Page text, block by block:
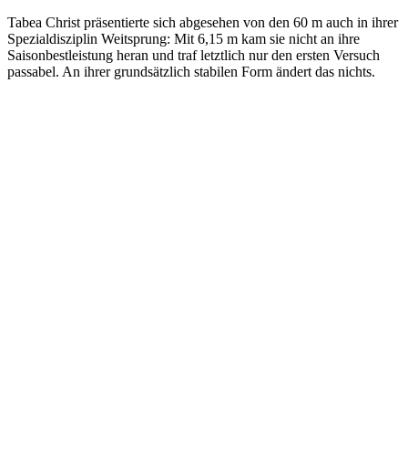
Tabea Christ präsentierte sich abgesehen von den 60 m auch in ihrer
Spezialdisziplin Weitsprung: Mit 6,15 m kam sie nicht an ihre
Saisonbestleistung heran und traf letztlich nur den ersten Versuch
passabel. An ihrer grundsätzlich stabilen Form ändert das nichts.